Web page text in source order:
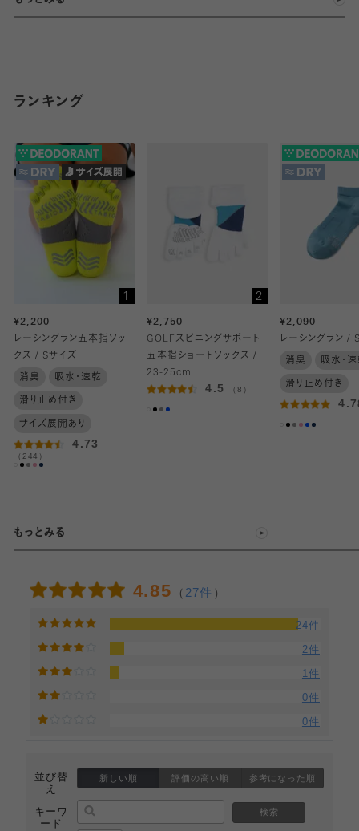
・乾燥機の使用は避け、ゴム口を上にして日陰干ししてください。
※サイズ:21～23cm
ランキング
1
¥2,200
レーシングラン五本指ソッ
クス / Sサイズ
消臭 吸水・速乾
滑り止め付き
サイズ展開あり
4.73
（244）
2
¥2,750
GOLFスピニングサポート
五本指ショートソックス /
23-25cm
4.5 （8）
¥2,090
レーシングラン /
消臭 吸水・
滑り止め付き
もっとみる
4.85 （ 27件 ）
24件
2件
1件
0件
0件
並び替
え
新しい順 評価の高い順 参考になった順
キーワ
ード
検索